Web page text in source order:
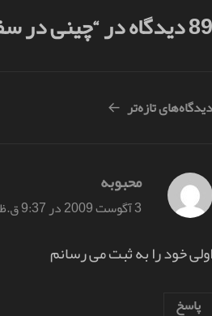
89 دیدگاه در “چینی در سفر”
ناوبری
دیدگاه‌های تازه‌تر
محبوبه
3 آگوست 2009 در 9:37 ق.ظ
اولی خود را به ثبت می رسانم
پاسخ